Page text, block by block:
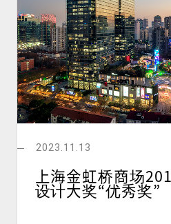
2023.11.13
上海金虹桥商场
设计大奖“优秀奖”